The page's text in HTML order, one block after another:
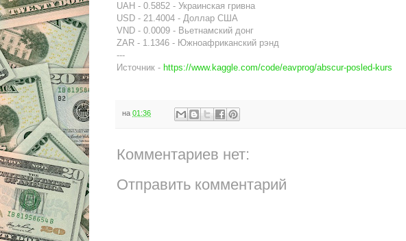
UAH - 0.5852 - Украинская гривна
USD - 21.4004 - Доллар США
VND - 0.0009 - Вьетнамский донг
ZAR - 1.1346 - Южноафриканский рэнд
---
Источник - https://www.kaggle.com/code/eavprog/abscur-posled-kurs
на 01:36
Комментариев нет:
Отправить комментарий